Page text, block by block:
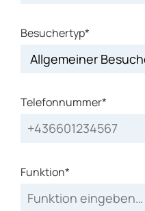
Besuchertyp*
Telefonnummer*
Funktion*